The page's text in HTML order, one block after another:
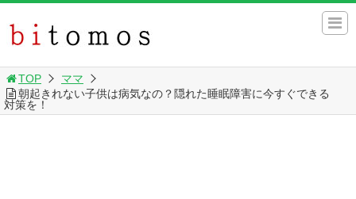
TOP
ママ
朝起きれない子供は病気なの？隠れた睡眠障害に今すぐできる
対策を！